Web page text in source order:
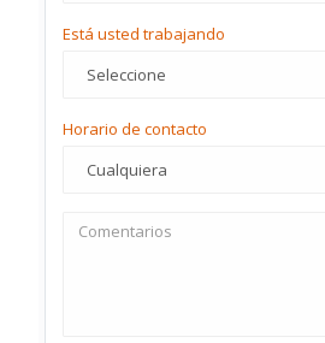
Está usted trabajando
Horario de contacto